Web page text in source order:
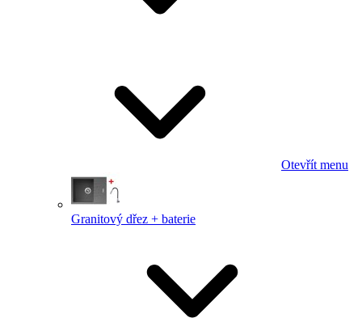
Otevřít menu
Granitový dřez + baterie